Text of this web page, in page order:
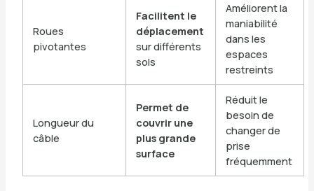
Roues
pivotantes
Facilitent le
déplacement
sur différents
sols
Améliorent la
maniabilité
dans les
espaces
restreints
Longueur du
câble
Permet de
couvrir une
plus grande
surface
Réduit le
besoin de
changer de
prise
fréquemment